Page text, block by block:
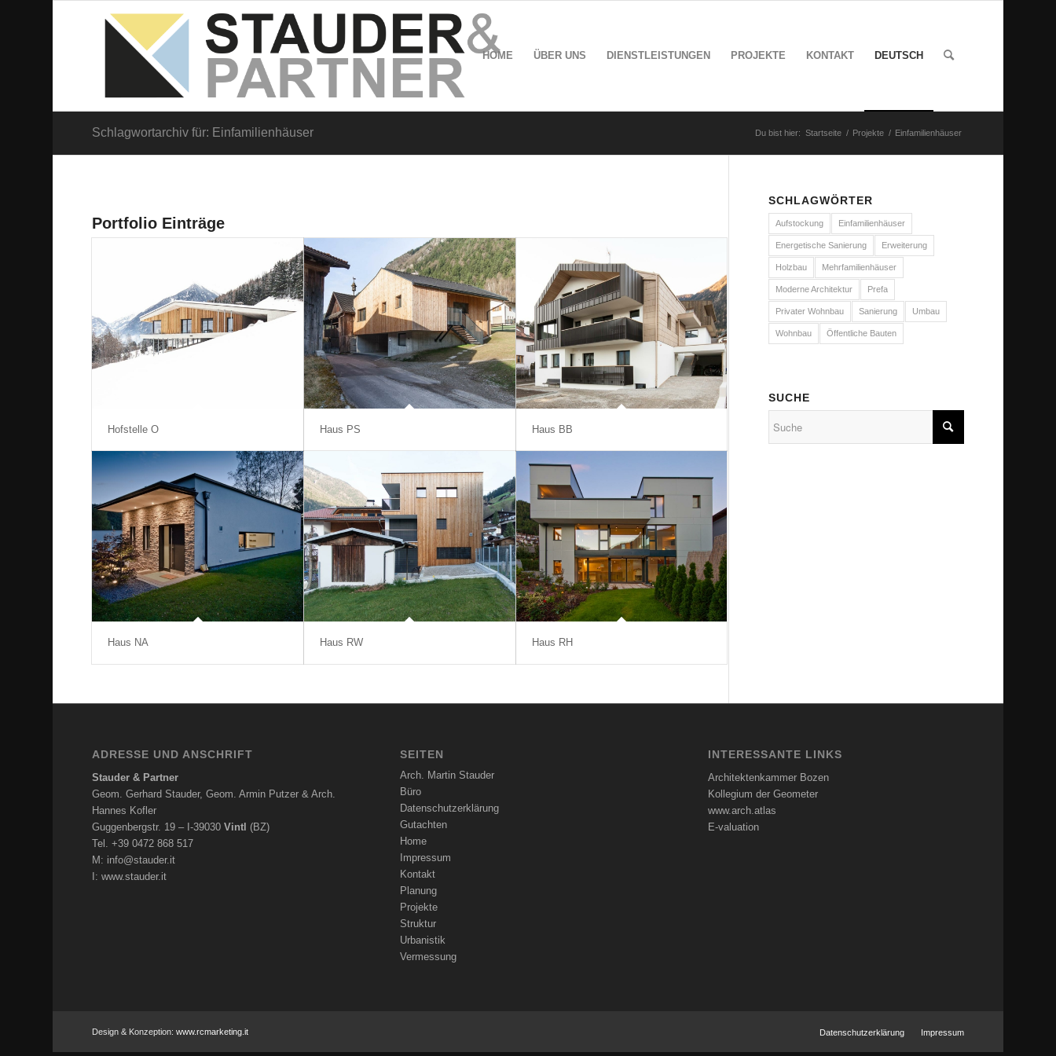
HOME ÜBER UNS DIENSTLEISTUNGEN PROJEKTE KONTAKT DEUTSCH
Schlagwortarchiv für: Einfamilienhäuser Du bist hier: Startseite / Projekte / Einfamilienhäuser
Portfolio Einträge
Hofstelle O Haus PS Haus BB
Haus NA Haus RW Haus RH
SCHLAGWÖRTER
Aufstockung Einfamilienhäuser
Energetische Sanierung Erweiterung
Holzbau Mehrfamilienhäuser
Moderne Architektur Prefa
Privater Wohnbau Sanierung Umbau
Wohnbau Öffentliche Bauten
SUCHE
ADRESSE UND ANSCHRIFT
Stauder & Partner
Geom. Gerhard Stauder, Geom. Armin Putzer & Arch.
Hannes Kofler
Guggenbergstr. 19 – I-39030Vintl (BZ)
Tel. +39 0472 868 517
M: info@stauder.it
I:www.stauder.it
SEITEN
Arch. Martin Stauder
Büro
Datenschutzerklärung
Gutachten
Home
Impressum
Kontakt
Planung
Projekte
Struktur
Urbanistik
Vermessung
INTERESSANTE LINKS
Architektenkammer Bozen
Kollegium der Geometer
www.arch.atlas
E-valuation
Design & Konzeption:www.rcmarketing.it Datenschutzerklärung Impressum